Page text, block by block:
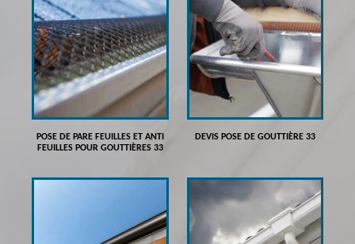
POSE DE PARE FEUILLES ET ANTI
FEUILLES POUR GOUTTIÈRES 33
DEVIS POSE DE GOUTTIÈRE 33